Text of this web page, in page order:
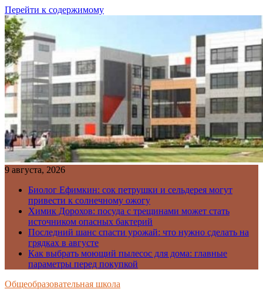
Перейти к содержимому
9 августа, 2026
Биолог Ефимкин: сок петрушки и сельдерея могут
привести к солнечному ожогу
Химик Дорохов: посуда с трещинами может стать
источником опасных бактерий
Последний шанс спасти урожай: что нужно сделать на
грядках в августе
Как выбрать моющий пылесос для дома: главные
параметры перед покупкой
Общеобразовательная школа